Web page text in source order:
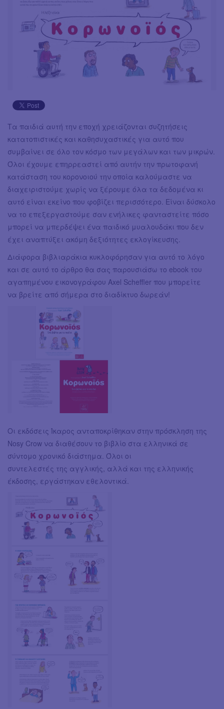
Τα παιδιά αυτή την εποχή χρειάζονται συζητήσεις
κατατοπιστικές και καθησυχαστικές για αυτό που
συμβαίνει σε όλο τον κόσμο των μεγάλων και των μικρών.
Όλοι έχουμε επηρρεαστεί από αυτήν την πρωτοφανή
κατάσταση του κορονοιού την οποία καλούμαστε να
διαχειριστούμε χωρίς να ξέρουμε όλα τα δεδομένα κι
αυτό είναι εκείνο που φοβίζει περισσότερο. Είναι δύσκολο
να το επεξεργαστούμε σαν ενήλικες φανταστείτε πόσο
μπορεί να μπερδέψει ένα παιδικό μυαλουδάκι που δεν
έχει αναπτύξει ακόμη δεξιότητες εκλογίκευσης.
Διάφορα βιβλιαράκια κυκλοφόρησαν για αυτό το λόγο
και σε αυτό το άρθρο θα σας παρουσιάσω το ebook του
αγαπημένου εικονογράφου Axel Scheffler που μπορείτε
να βρείτε από σήμερα στο διαδίκτυο δωρεάν!
Οι εκδόσεις Ίκαρος ανταποκρίθηκαν στην πρόσκληση της
Nosy Crow να διαθέσουν το βιβλίο στα ελληνικά σε
σύντομο χρονικό διάστημα. Όλοι οι
συντελεστές της αγγλικής, αλλά και της ελληνικής
έκδοσης, εργάστηκαν εθελοντικά.